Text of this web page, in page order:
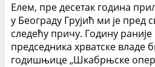
Елем, пре десетак година
у Београду Грујић ми је пред
следећу причу. Годину
председника хрватске владе
годишњице „Шкабрњске